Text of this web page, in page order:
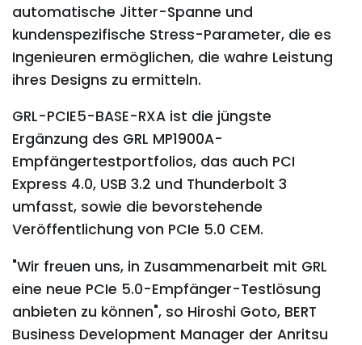
automatische Jitter-Spanne und
kundenspezifische Stress-Parameter, die es
Ingenieuren ermöglichen, die wahre Leistung
ihres Designs zu ermitteln.
GRL-PCIE5-BASE-RXA ist die jüngste
Ergänzung des GRL MP1900A-
Empfängertestportfolios, das auch PCI
Express 4.0, USB 3.2 und Thunderbolt 3
umfasst, sowie die bevorstehende
Veröffentlichung von PCIe 5.0 CEM.
"Wir freuen uns, in Zusammenarbeit mit GRL
eine neue PCIe 5.0-Empfänger-Testlösung
anbieten zu können", so Hiroshi Goto, BERT
Business Development Manager der Anritsu